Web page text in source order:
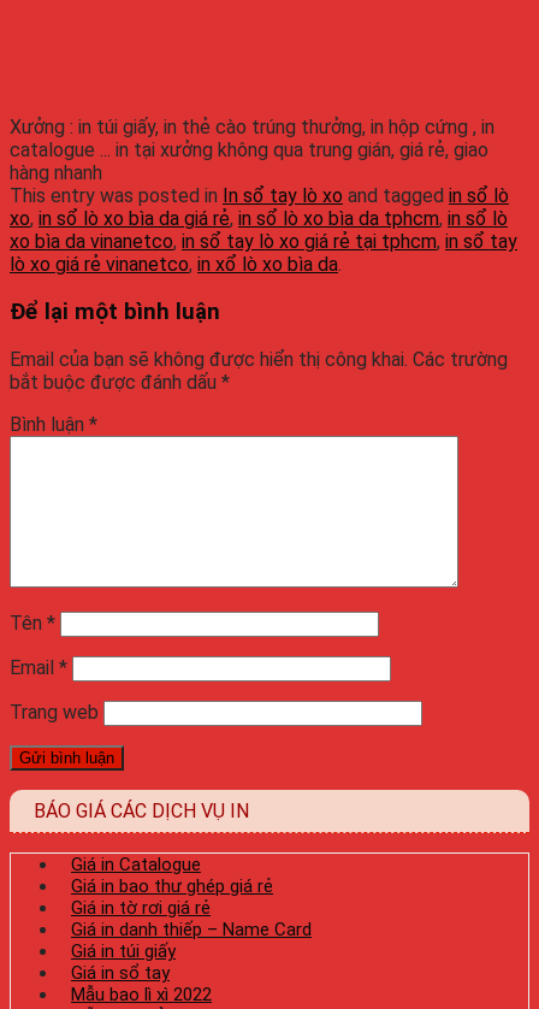
Xưởng : in túi giấy, in thẻ cào trúng thưởng, in hộp cứng , in
catalogue ... in tại xưởng không qua trung gián, giá rẻ, giao
hàng nhanh
This entry was posted in In sổ tay lò xo and tagged in sổ lò
xo, in sổ lò xo bìa da giá rẻ, in sổ lò xo bìa da tphcm, in sổ lò
xo bìa da vinanetco, in sổ tay lò xo giá rẻ tại tphcm, in sổ tay
lò xo giá rẻ vinanetco, in xổ lò xo bìa da.
Để lại một bình luận
Email của bạn sẽ không được hiển thị công khai. Các trường
bắt buộc được đánh dấu *
Bình luận *
Tên *
Email *
Trang web
BÁO GIÁ CÁC DỊCH VỤ IN
Giá in Catalogue
Giá in bao thư ghép giá rẻ
Giá in tờ rơi giá rẻ
Giá in danh thiếp – Name Card
Giá in túi giấy
Giá in sổ tay
Mẫu bao lì xì 2022